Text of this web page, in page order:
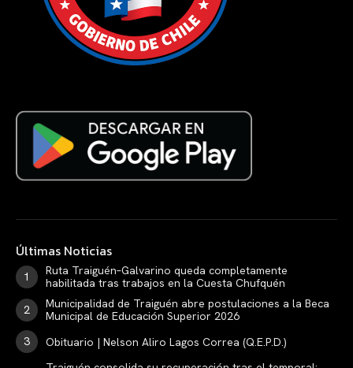
Últimas Noticias
Ruta Traiguén–Galvarino queda completamente
habilitada tras trabajos en la Cuesta Chufquén
Municipalidad de Traiguén abre postulaciones a la Beca
Municipal de Educación Superior 2026
Obituario | Nelson Aliro Lagos Correa (Q.E.P.D.)